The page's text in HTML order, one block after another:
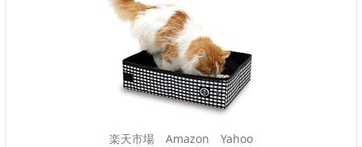
楽天市場 Amazon
Yahoo